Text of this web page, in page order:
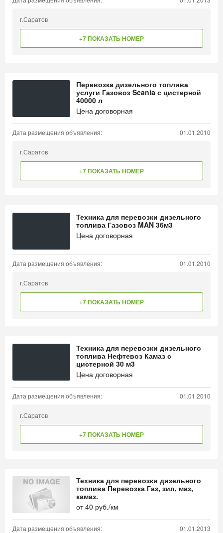
г.Саратов
+7 ПОКАЗАТЬ НОМЕР
Перевозка дизельного топлива
услуги Газовоз Scania с цистерной
40000 л
Цена договорная
Дата размещения объявления: 01.01.2010
г.Саратов
+7 ПОКАЗАТЬ НОМЕР
Техника для перевозки дизельного
топлива Газовоз MAN 36м3
Цена договорная
Дата размещения объявления: 01.01.2010
г.Саратов
+7 ПОКАЗАТЬ НОМЕР
Техника для перевозки дизельного
топлива Нефтевоз Камаз с
цистерной 30 м3
Цена договорная
Дата размещения объявления: 01.01.2010
г.Саратов
+7 ПОКАЗАТЬ НОМЕР
Техника для перевозки дизельного
топлива Перевозка Газ, зил, маз,
камаз.
от40 руб./км
Дата размещения объявления: 01.01.2013